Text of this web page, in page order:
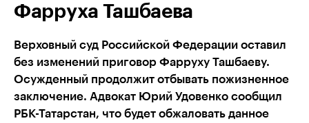
Фарруха Ташбаева
Верховный суд Российской Федерации оставил
без изменений приговор Фарруху Ташбаеву.
Осужденный продолжит отбывать пожизненное
заключение. Адвокат Юрий Удовенко сообщил
РБК-Татарстан, что будет обжаловать данное